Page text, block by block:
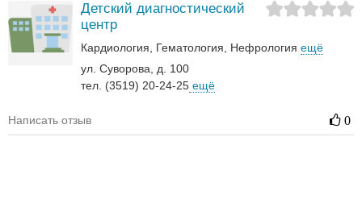
Детский диагностический
центр
Кардиология Гематология‎ Нефрология‎ ещё
ул. Суворова, д. 100
тел. (3519) 20-24-25 ещё
Написать отзыв 0